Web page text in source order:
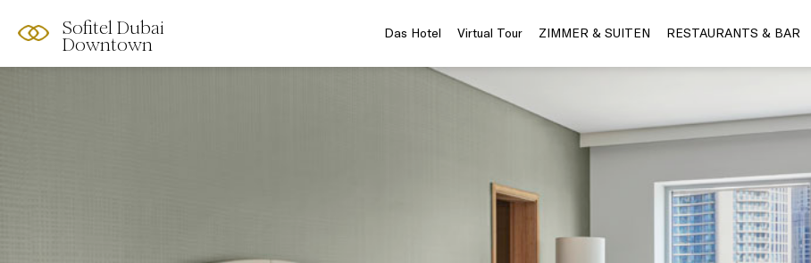
Sofitel Dubai
Downtown
Das Hotel Virtual Tour ZIMMER & SUITEN RESTAURANTS & BAR